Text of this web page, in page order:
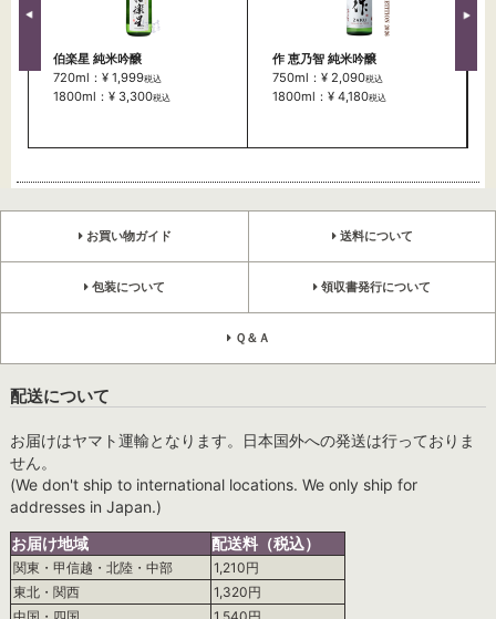
伯楽星 純米吟醸
720ml：¥ 1,999税込
1800ml：¥ 3,300税込
作 恵乃智 純米吟醸
750ml：¥ 2,090税込
1800ml：¥ 4,180税込
お買い物ガイド 送料について
包装について 領収書発行について
Ｑ＆Ａ
配送について
お届けはヤマト運輸となります。日本国外への発送は行っておりま
せん。
(We don't ship to international locations. We only ship for
addresses in Japan.)
お届け地域
配送料（税込）
関東・甲信越・北陸・中部
1,210円
東北・関西
1,320円